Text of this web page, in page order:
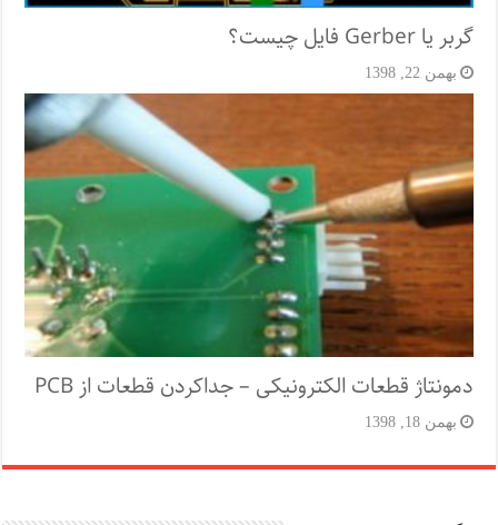
گربر یا Gerber فایل چیست؟
بهمن 22, 1398
دمونتاژ قطعات الکترونیکی – جداکردن قطعات از PCB
بهمن 18, 1398